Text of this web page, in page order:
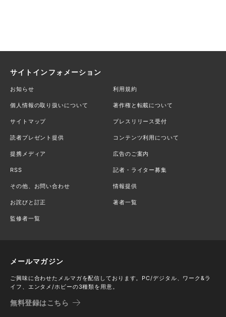
サイトインフォメーション
お知らせ 利用規約
個人情報の取り扱いについて 著作権と転載について
サイトマップ プレスリリース受付
読者プレゼント提供 コンテンツ利用について
提携メディア 広告のご案内
RSS 記者・ライター募集
その他、お問い合わせ 情報提供
お詫びと訂正 著者一覧
監修者一覧
メールマガジン
ご興味に合わせたメルマガを配信しております。PC/デジタル、ワーク&ラ
イフ、エンタメ/ホビーの3種類を用意。
無料登録はこちら